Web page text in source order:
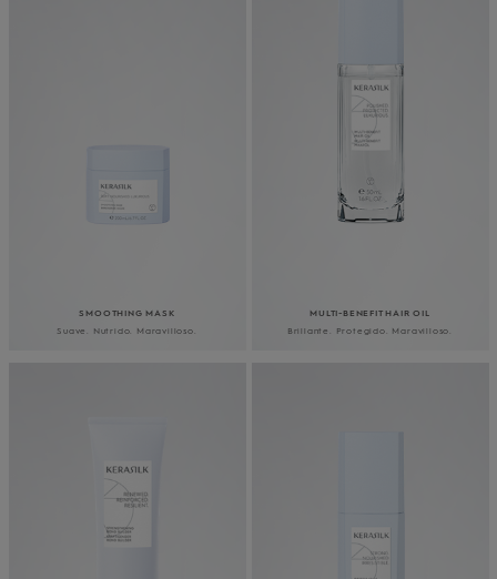
SMOOTHING MASK
Suave. Nutrido. Maravilloso.
MULTI-BENEFIT HAIR OIL
Brillante. Protegido. Maravilloso.